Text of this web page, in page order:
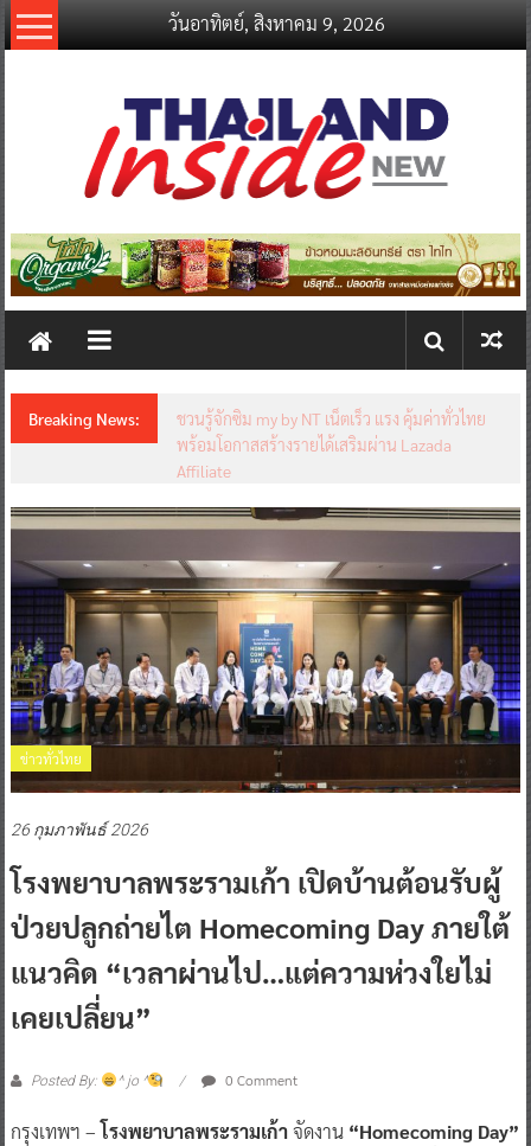
Skip
to
วันอาทิตย์, สิงหาคม 9, 2026
thailandinsidenew.com
Thailand
New
Breaking News:
ชวนรู้จักซิม my by NT เน็ตเร็ว แรง คุ้มค่าทั่วไทย
พร้อมโอกาสสร้างรายได้เสริมผ่าน Lazada
Affiliate
ข่าวทั่วไทย
26 กุมภาพันธ์ 2026
โรงพยาบาลพระรามเก้า เปิดบ้านต้อนรับผู้
ป่วยปลูกถ่ายไต Homecoming Day ภายใต้
แนวคิด “เวลาผ่านไป…แต่ความห่วงใยไม่
เคยเปลี่ยน”
Posted By: ^ jo ^ 0 Comment
กรุงเทพฯ – โรงพยาบาลพระรามเก้าจัดงาน “Homecoming Day”